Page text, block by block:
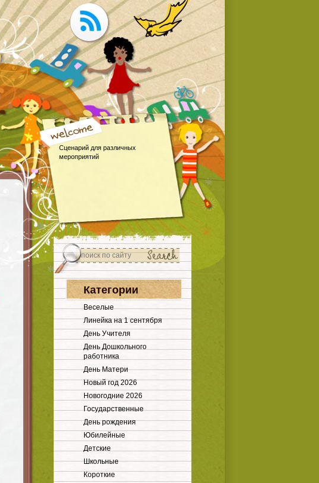
Сценарий для различных
мероприятий
Категории
Веселые
Линейка на 1 сентября
День Учителя
День Дошкольного
работника
День Матери
Новый год 2026
Новогодние 2026
Государственные
День рождения
Юбилейные
Детские
Школьные
Короткие